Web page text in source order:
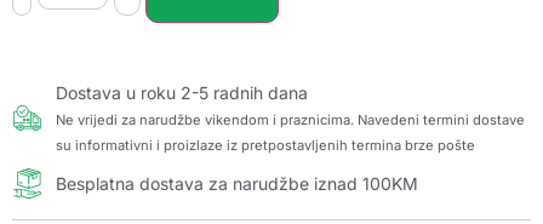
Dostava u roku 2-5 radnih dana
Ne vrijedi za narudžbe vikendom i praznicima. Navedeni termini dostave
su informativni i proizlaze iz pretpostavljenih termina brze pošte
Besplatna dostava za narudžbe iznad 100KM